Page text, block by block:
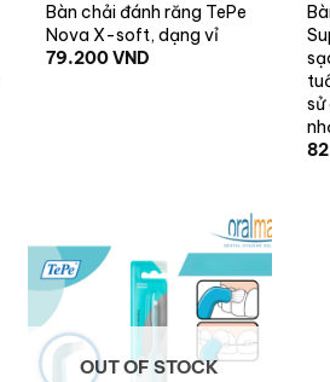
Bàn chải đánh răng TePe
Nova X-soft, dạng vỉ
79.200VND
OUT OF STOCK